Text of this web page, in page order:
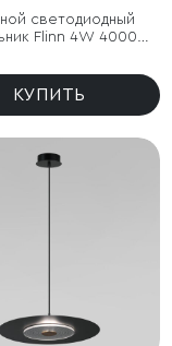
светодиодный
Flinn 4W 4000K
КУПИТЬ